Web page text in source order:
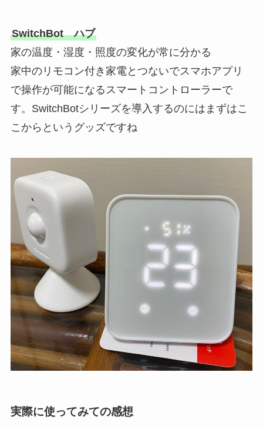
SwitchBot ハブ
家の温度・湿度・照度の変化が常に分かる
家中のリモコン付き家電とつないでスマホアプリ
で操作が可能になるスマートコントローラーで
す。SwitchBotシリーズを導入するのにはまずはこ
こからというグッズですね
実際に使ってみての感想